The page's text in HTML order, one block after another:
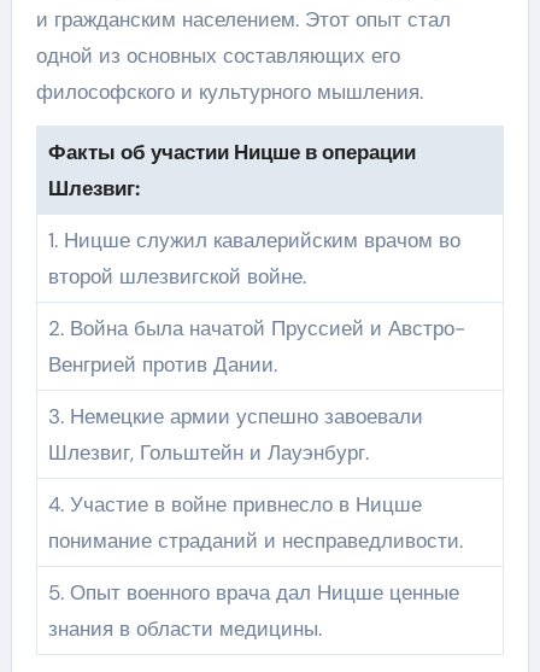
и гражданским населением. Этот опыт стал
одной из основных составляющих его
философского и культурного мышления.
Факты об участии Ницше в операции
Шлезвиг:
1. Ницше служил кавалерийским врачом во
второй шлезвигской войне.
2. Война была начатой Пруссией и Австро-
Венгрией против Дании.
3. Немецкие армии успешно завоевали
Шлезвиг, Гольштейн и Лауэнбург.
4. Участие в войне привнесло в Ницше
понимание страданий и несправедливости.
5. Опыт военного врача дал Ницше ценные
знания в области медицины.